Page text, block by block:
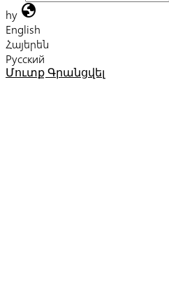
hy globe
English
Հայերեն
Русский
Մուտք Գրանցվել